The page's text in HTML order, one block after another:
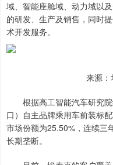
域、智能座舱域、动力域以
的研发、生产及销售，同时
术开发服务。
来源：
根据高工智能汽车研究院
口）自主品牌乘用车前装标
市场份额为25.50%，连续三
长期垄断。